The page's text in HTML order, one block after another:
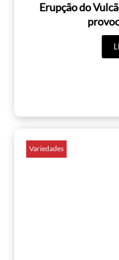
Erupção do
Variedades